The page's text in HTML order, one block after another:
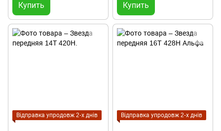
Купить Купить
Відправка упродовж 2-х днів Відправка упродовж 2-х днів